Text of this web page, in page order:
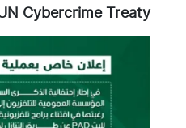
Cybercrime Treaty